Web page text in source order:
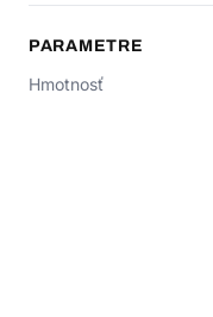
PARAMETRE
Hmotnosť